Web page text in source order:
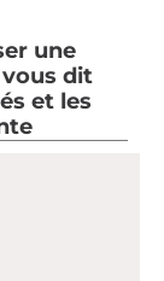
une
vous dit
et les